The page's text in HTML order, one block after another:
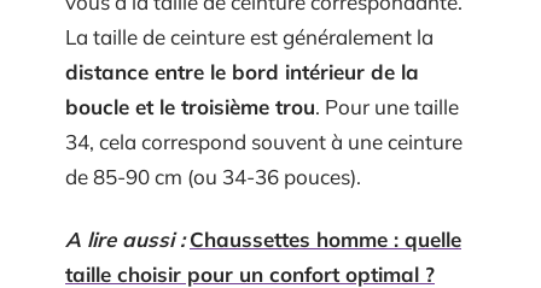
La taille de ceinture est généralement la
distance entre le bord intérieur de la
boucle et le troisième trou. Pour une taille
34, cela correspond souvent à une ceinture
de 85-90 cm (ou 34-36 pouces).
A lire aussi : Chaussettes homme : quelle
taille choisir pour un confort optimal ?